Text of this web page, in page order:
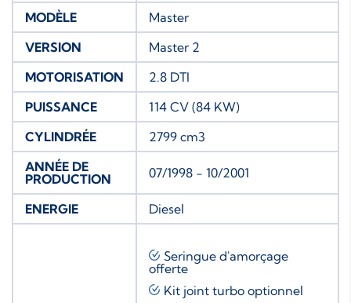
MODÈLE
Master
VERSION
Master 2
MOTORISATION
2.8 DTI
PUISSANCE
114 CV (84 KW)
CYLINDRÉE
2799 cm3
ANNÉE DE
PRODUCTION
07/1998 - 10/2001
ENERGIE Diesel
Seringue d'amorçage
offerte
Kit joint turbo optionnel